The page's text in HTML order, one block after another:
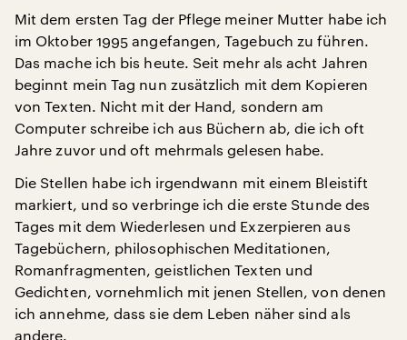
Mit dem ersten Tag der Pflege meiner Mutter habe ich
im Oktober 1995 angefangen, Tagebuch zu führen.
Das mache ich bis heute. Seit mehr als acht Jahren
beginnt mein Tag nun zusätzlich mit dem Kopieren
von Texten. Nicht mit der Hand, sondern am
Computer schreibe ich aus Büchern ab, die ich oft
Jahre zuvor und oft mehrmals gelesen habe.
Die Stellen habe ich irgendwann mit einem Bleistift
markiert, und so verbringe ich die erste Stunde des
Tages mit dem Wiederlesen und Exzerpieren aus
Tagebüchern, philosophischen Meditationen,
Romanfragmenten, geistlichen Texten und
Gedichten, vornehmlich mit jenen Stellen, von denen
ich annehme, dass sie dem Leben näher sind als
andere.